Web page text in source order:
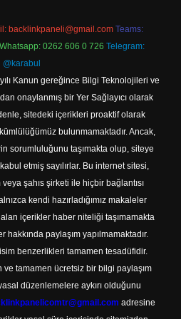
backlinkpaneli@gmail.com Teams:
Whatsapp: 0262 606 0 726 Telegram:
@karabul
Kanun gereğince Bilgi Teknolojileri ve
onaylanmış bir Yer Sağlayıcı olarak
sitedeki içerikleri proaktif olarak
bulunmamaktadır. Ancak,
sorumluluğunu taşımakta olup, siteye
etmiş sayılırlar. Bu internet sitesi,
şahıs şirketi ile hiçbir bağlantısı
kendi hazırladığımız makaleler
içerikler haber niteliği taşımamakta
paylaşım yapılmamaktadır.
benzerlikleri tamamen tesadüfidir.
ve tamamen ücretsiz bir bilgi paylaşım
düzenlemelere aykırı olduğunu
adresine